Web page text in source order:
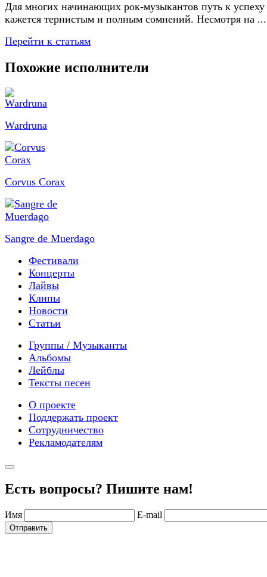
Для многих начинающих рок-музыкантов путь к успеху
кажется тернистым и полным сомнений. Несмотря на ...
Перейти к статьям
Похожие исполнители
Wardruna
Corvus Corax
Sangre de Muerdago
Фестивали
Концерты
Лайвы
Клипы
Новости
Статьи
Группы / Музыканты
Альбомы
Лейблы
Тексты песен
О проекте
Поддержать проект
Сотрудничество
Рекламодателям
Есть вопросы? Пишите нам!
Имя E-mail